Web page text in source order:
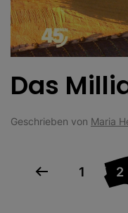
Das
Geschrieben von Maria
1 2